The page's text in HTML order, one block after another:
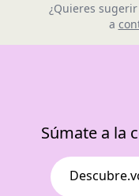
¿Quieres
a
Súmate a la